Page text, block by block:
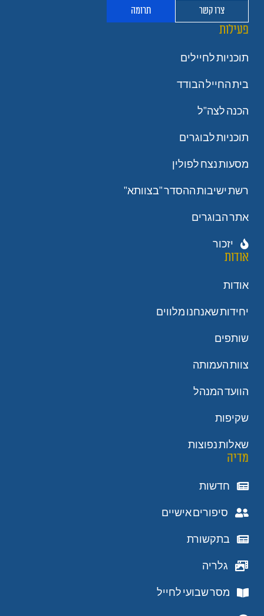
צרו קשר תרומה
פעילות
תוכניות לחיילים
בית החייל הבודד
הכנה לצה"ל
תוכניות לבוגרים
מסעות נצח לפולין
רשת ישיבות ההסדר "בצוותא"
אתר הבוגרים
יזכור
אודות
אודות
יחידות שאנחנו מלווים
שותפים
צוות העמותה
הוועד המנהל
שקיפות
שאלות נפוצות
מדיה
חדשות
סיפורים אישיים
בתקשורת
גלריה
מסר שבועי לחייל